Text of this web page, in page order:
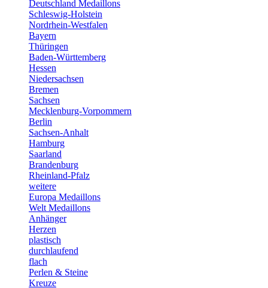
Deutschland Medaillons
Schleswig-Holstein
Nordrhein-Westfalen
Bayern
Thüringen
Baden-Württemberg
Hessen
Niedersachsen
Bremen
Sachsen
Mecklenburg-Vorpommern
Berlin
Sachsen-Anhalt
Hamburg
Saarland
Brandenburg
Rheinland-Pfalz
weitere
Europa Medaillons
Welt Medaillons
Anhänger
Herzen
plastisch
durchlaufend
flach
Perlen & Steine
Kreuze